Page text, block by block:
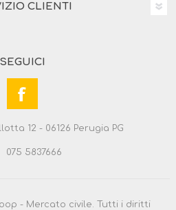
CLIENTI
SEGUICI
12 - 06126 Perugia PG
075 5837666
- Mercato civile. Tutti i diritti